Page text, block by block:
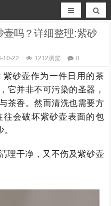
吗？详细整理:紫砂
10-22 1212浏览 0
紫砂壶作为一件日用的茶
它并非不可污染的圣器，
茶香。然而清洗也需要方
会破坏紫砂壶表面的包
理干净，又不伤及紫砂壶